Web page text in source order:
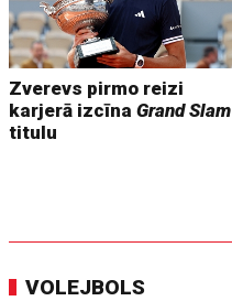
Zverevs pirmo reizi
karjerā izcīnaGrand Slam
titulu
VOLEJBOLS